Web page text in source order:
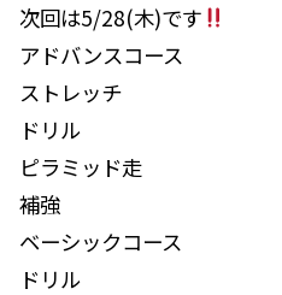
次回は5/28(木)です
アドバンスコース
ストレッチ
ドリル
ピラミッド走
補強
ベーシックコース
ドリル